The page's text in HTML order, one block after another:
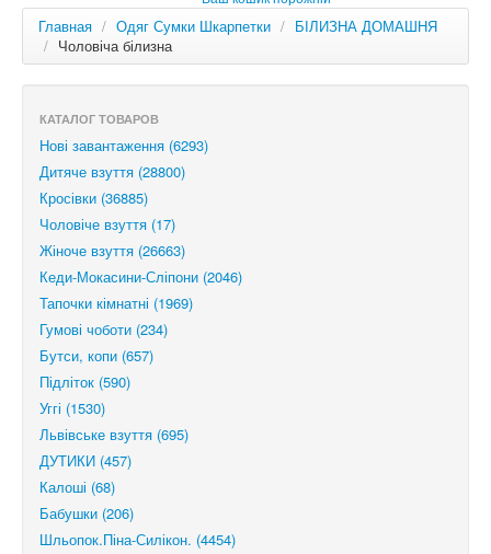
РОС
Главная / Одяг Сумки Шкарпетки / БІЛИЗНА ДОМАШНЯ
/ Чоловіча білизна
КАТАЛОГ ТОВАРОВ
Нові завантаження (6293)
Дитяче взуття (28800)
Кросівки (36885)
Чоловіче взуття (17)
Жіноче взуття (26663)
Кеди-Мокасини-Сліпони (2046)
Тапочки кімнатні (1969)
Гумові чоботи (234)
Бутси, копи (657)
Підліток (590)
Уггі (1530)
Львівське взуття (695)
ДУТИКИ (457)
Калоші (68)
Бабушки (206)
Шльопок.Піна-Силікон. (4454)